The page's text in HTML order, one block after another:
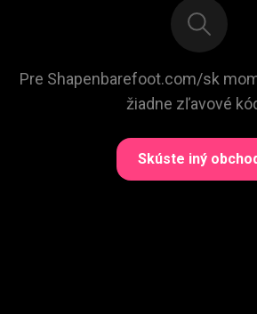
Pre Shapenbarefoot.com/sk
žiadne zľavové
Skúste iný